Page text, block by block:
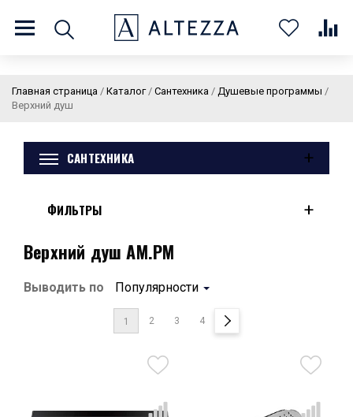
8 (800) 201 60 03 9:00 - 21:00 ПН-ВС
О насДоставка и оплата Бренды
Главная страница / Каталог / Сантехника / Душевые программы /
Верхний душ
САНТЕХНИКА +
+
ФИЛЬТРЫ
Верхний душ AM.PM
Выводить по Популярности
1 2 3 4